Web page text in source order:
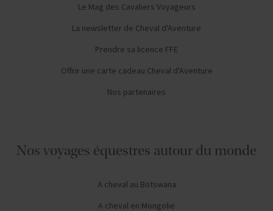
Le Mag des Cavaliers Voyageurs
La newsletter de Cheval d'Aventure
Prendre sa licence FFE
Offrir une carte cadeau Cheval d'Aventure
Nos partenaires
Nos voyages équestres autour du monde
A cheval au Botswana
A cheval en Mongolie